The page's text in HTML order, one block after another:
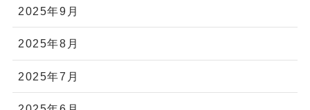
2025年9月
2025年8月
2025年7月